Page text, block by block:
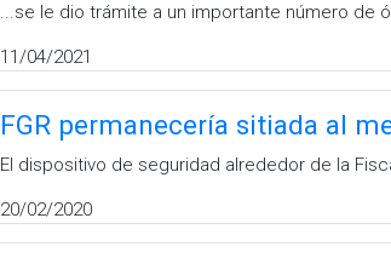
...se le dio trámite a un importante número de
11/04/2021
FGR permanecería sitiada al
El dispositivo de seguridad alrededor de la
20/02/2020